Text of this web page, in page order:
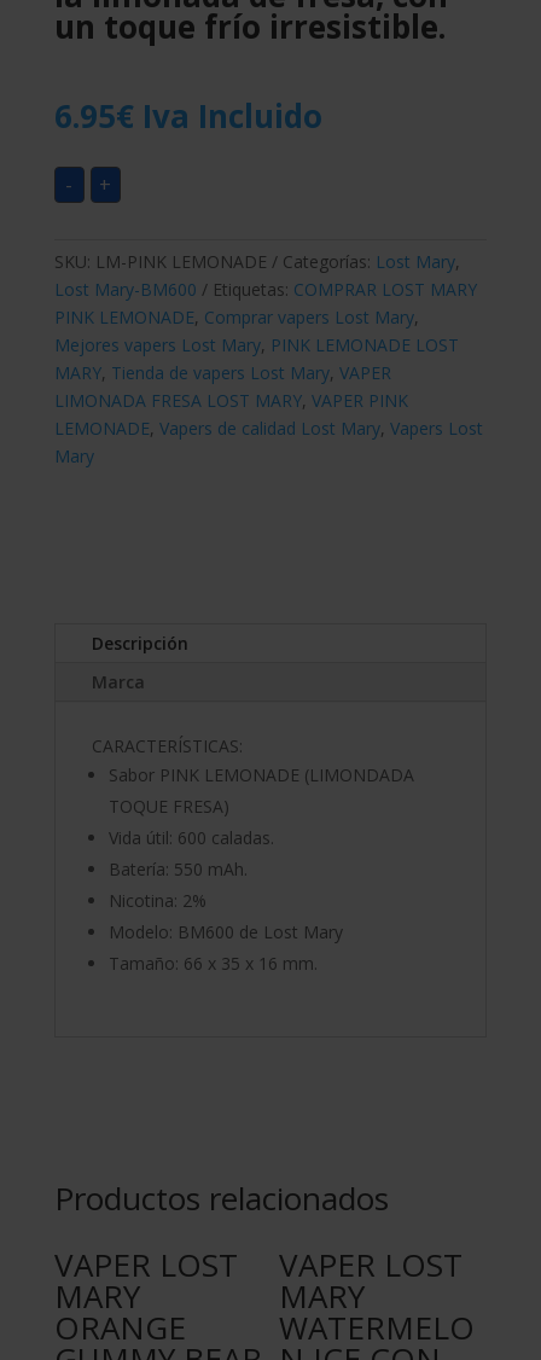
un toque frío irresistible.
6.95€ Iva Incluido
- +
SKU: LM-PINK LEMONADE Categorías: Lost Mary,
Lost Mary-BM600
Etiquetas: COMPRAR LOST MARY
PINK LEMONADE, Comprar vapers Lost Mary,
Mejores vapers Lost Mary, PINK LEMONADE LOST
MARY, Tienda de vapers Lost Mary, VAPER
LIMONADA FRESA LOST MARY, VAPER PINK
LEMONADE, Vapers de calidad Lost Mary, Vapers Lost
Mary
Descripción
Marca
CARACTERÍSTICAS:
Sabor PINK LEMONADE (LIMONDADA
TOQUE FRESA)
Vida útil: 600 caladas.
Batería: 550 mAh.
Nicotina: 2%
Modelo: BM600 de Lost Mary
Tamaño: 66 x 35 x 16 mm.
Productos relacionados
VAPER LOST
MARY
ORANGE
VAPER LOST
MARY
WATERMELO